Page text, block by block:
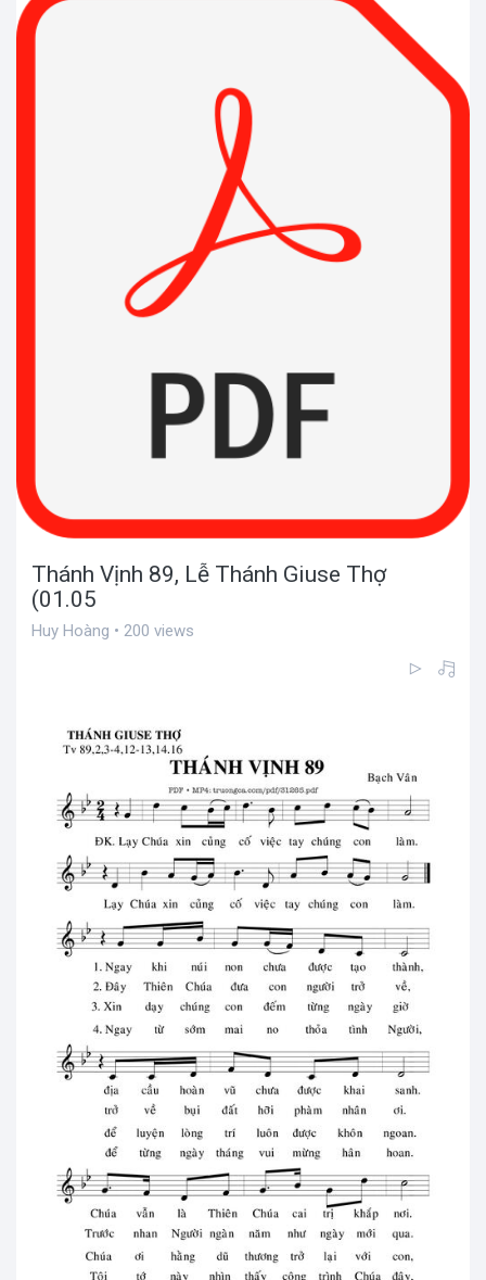
Thánh Vịnh 89, Lễ Thánh Giuse Thợ
(01.05
Huy Hoàng • 200 views